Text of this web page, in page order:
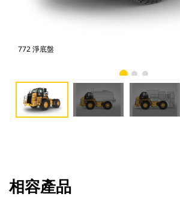
772 淨底盤
相容產品